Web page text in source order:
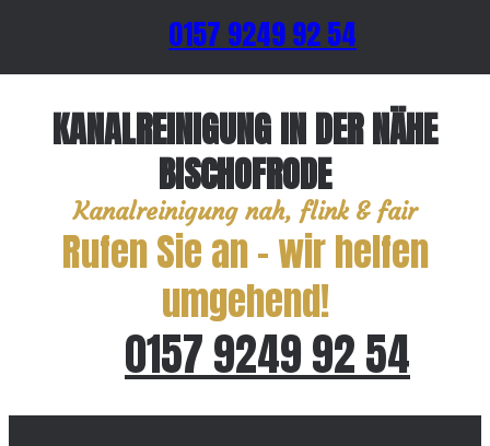
0157 9249 92 54
KANALREINIGUNG IN DER NÄHE
BISCHOFRODE
Kanalreinigung nah, flink & fair
Rufen Sie an – wir helfen
umgehend!
0157 9249 92 54